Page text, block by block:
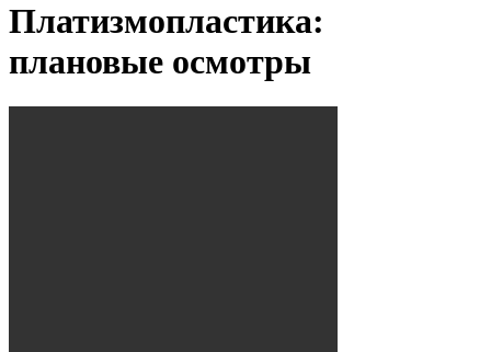
Платизмопластика:
плановые осмотры